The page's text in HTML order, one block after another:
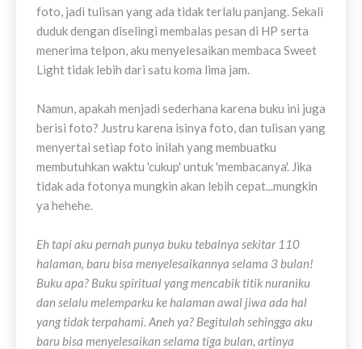
foto, jadi tulisan yang ada tidak terlalu panjang. Sekali
duduk dengan diselingi membalas pesan di HP serta
menerima telpon, aku menyelesaikan membaca Sweet
Light tidak lebih dari satu koma lima jam.
Namun, apakah menjadi sederhana karena buku ini juga
berisi foto? Justru karena isinya foto, dan tulisan yang
menyertai setiap foto inilah yang membuatku
membutuhkan waktu 'cukup' untuk 'membacanya'. Jika
tidak ada fotonya mungkin akan lebih cepat...mungkin
ya hehehe.
Eh tapi aku pernah punya buku tebalnya sekitar 110
halaman, baru bisa menyelesaikannya selama 3 bulan!
Buku apa? Buku spiritual yang mencabik titik nuraniku
dan selalu melemparku ke halaman awal jiwa ada hal
yang tidak terpahami. Aneh ya? Begitulah sehingga aku
baru bisa menyelesaikan selama tiga bulan, artinya